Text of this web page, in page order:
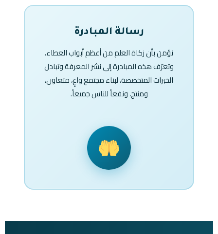
رسالة المبادرة
نؤمن بأن زكاة العلم من أعظم أبواب العطاء،
وتعرّف هذه المبادرة إلى نشر المعرفة وتبادل
الخبرات المتخصصة، لبناء مجتمع واعٍ، متعاون،
ومنتج، ونفعاً للناس جميعاً.